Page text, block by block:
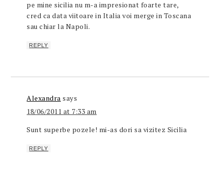
pe mine sicilia nu m-a impresionat foarte tare,
cred ca data viitoare in Italia voi merge in Toscana
sau chiar la Napoli.
REPLY
Alexandra says
18/06/2011 at 7:33 am
Sunt superbe pozele! mi-as dori sa vizitez Sicilia
REPLY